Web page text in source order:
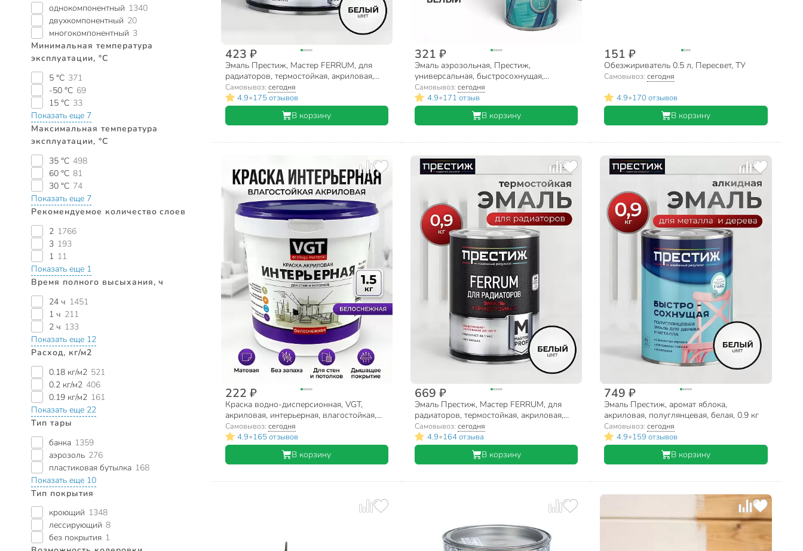
однокомпонентный 1340
двухкомпонентный 20
многокомпонентный 3
Минимальная температура
эксплуатации, °C
5 °C 371
-50 °C 69
15 °C 33
Показать еще 7
Максимальная температура
эксплуатации, °C
35 °C 498
60 °C 81
30 °C 74
Показать еще 7
Рекомендуемое количество слоев
2 1766
3 193
1 11
Показать еще 1
Время полного высыхания, ч
24 ч 1451
1 ч 211
2 ч 133
Показать еще 12
Расход, кг/м2
0.18 кг/м2 521
0.2 кг/м2 406
0.19 кг/м2 161
Показать еще 22
Тип тары
банка 1359
аэрозоль 276
пластиковая бутылка 168
Показать еще 10
Тип покрытия
кроющий 1348
лессирующий 8
без покрытия 1
423 ₽
Эмаль Престиж, Мастер FERRUM, для
радиаторов, термостойкая, акриловая,
полуглянцевая, белая, 0.4 кг
Самовывоз: сегодня
4.9•175 отзывов
В корзину
321 ₽
Эмаль аэрозольная, Престиж,
универсальная, быстросохнущая,
акриловая, полуглянцевая, белая, 520 мл
Самовывоз: сегодня
4.9•171 отзыв
В корзину
151 ₽
Обезжириватель 0.5 л, Пересвет, ТУ
Самовывоз:сегодня
4.9•170 отзывов
В корзину
222 ₽
Краска водно-дисперсионная, VGT,
акриловая, интерьерная, влагостойкая,
матовая, белоснежная, 1.5 кг
Самовывоз: сегодня
4.9•165 отзывов
В корзину
669 ₽
Эмаль Престиж, Мастер FERRUM, для
радиаторов, термостойкая, акриловая,
полуглянцевая, белая, 0.9 кг
Самовывоз: сегодня
4.9•164 отзыва
В корзину
749 ₽
Эмаль Престиж, аромат яблока,
акриловая, полуглянцевая, белая, 0.9 кг
Самовывоз:сегодня
4.9•159 отзывов
В корзину